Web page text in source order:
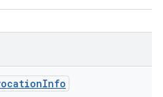
Info